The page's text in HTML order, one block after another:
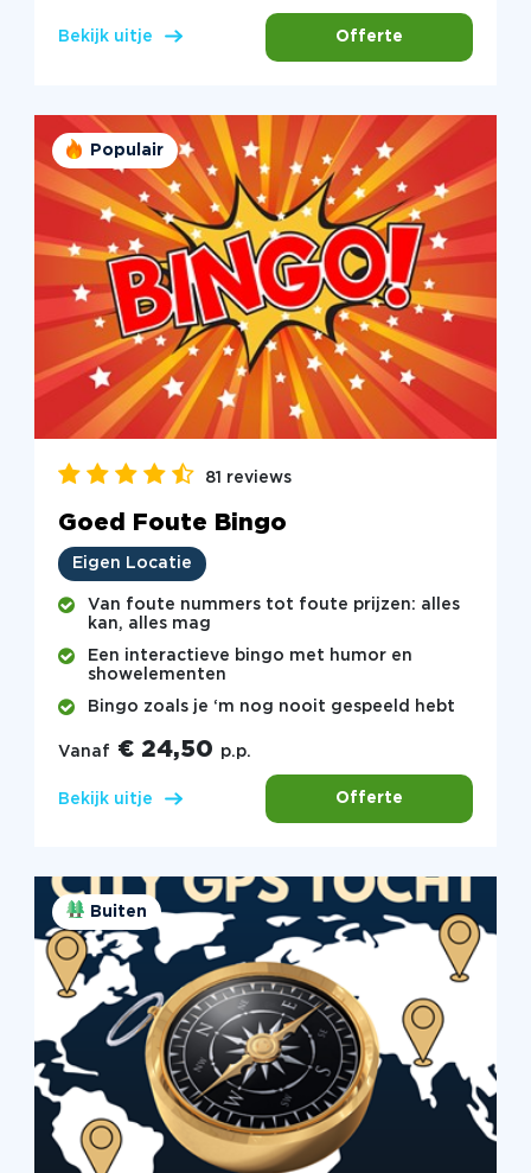
Bekijk uitje Offerte
Populair
81 reviews
Goed Foute Bingo
Eigen Locatie
Van foute nummers tot foute prijzen: alles
kan, alles mag
Een interactieve bingo met humor en
showelementen
Bingo zoals je ‘m nog nooit gespeeld hebt
Vanaf € 24,50 p.p.
Bekijk uitje Offerte
Buiten